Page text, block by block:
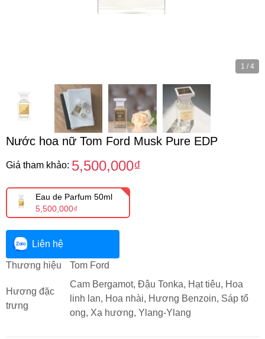
1 / 4
Nước hoa nữ Tom Ford Musk Pure EDP
Giá tham khảo: 5,500,000₫
Eau de Parfum 50ml
5,500,000₫
Liên hệ
Thương hiệu Tom Ford
Hương đặc
trưng
Cam Bergamot, Đậu Tonka, Hạt tiêu, Hoa
linh lan, Hoa nhài, Hương Benzoin, Sáp tổ
ong, Xạ hương, Ylang-Ylang